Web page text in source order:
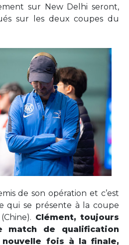
sur New Delhi seront,
sur les deux coupes du
de son opération et c’est
qui se présente à la coupe
Clément, toujours
match de qualification
nouvelle fois à la finale,